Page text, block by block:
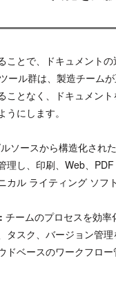
ことで、ドキュメントの
ール群は、製造チーム
ことなく、ドキュメン
にします。
ソースから構造化され
理し、印刷、Web、
ル ライティング ソフ
チームのプロセスを効率
タスク、バージョン管理
ドベースのワークフロー